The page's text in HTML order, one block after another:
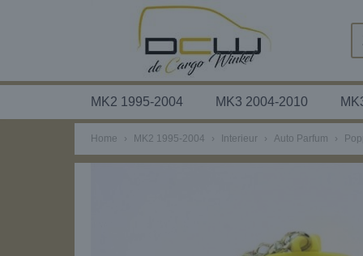
MK2 1995-2004 MK3 2004-2010
Home › MK2 1995-2004 › Interieur › Auto Parfum ›